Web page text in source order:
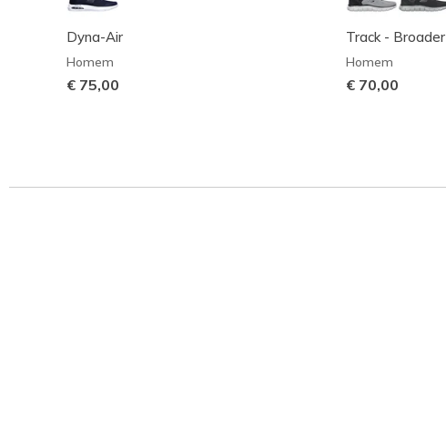
Dyna-Air
Homem
€ 75,00
Track - Broader
Homem
€ 70,00